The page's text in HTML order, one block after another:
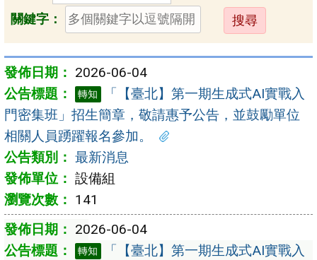
關鍵字：
送
出
2026-06-04
轉知
「【臺北】第一期生成式AI實戰入
門密集班」招生簡章，敬請惠予公告，並鼓勵單位
相關人員踴躍報名參加。
最新消息
設備組
141
2026-06-04
轉知
「【臺北】第一期生成式AI實戰入